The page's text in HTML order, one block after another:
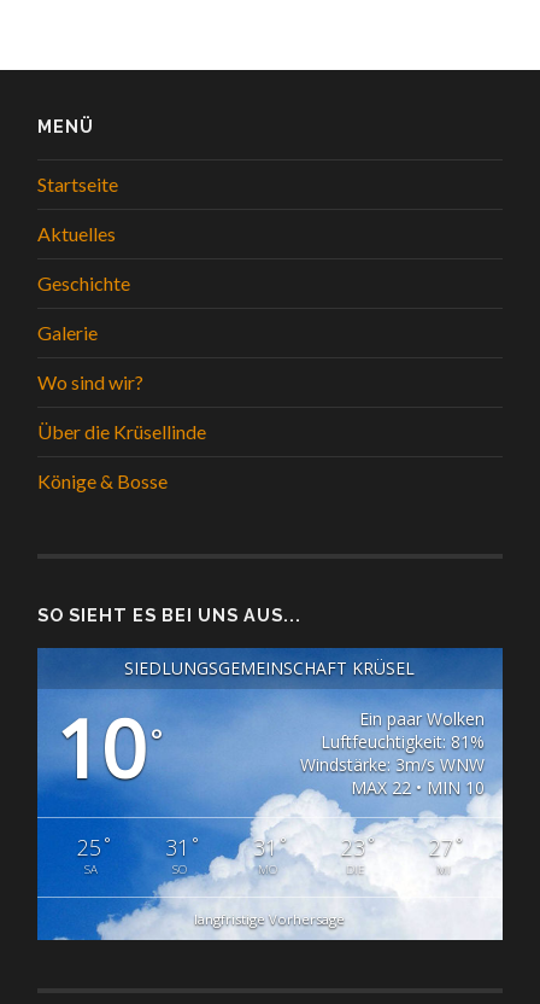
MENÜ
Startseite
Aktuelles
Geschichte
Galerie
Wo sind wir?
Über die Krüsellinde
Könige & Bosse
SO SIEHT ES BEI UNS AUS...
SIEDLUNGSGEMEINSCHAFT KRÜSEL
10°
Ein paar Wolken
Luftfeuchtigkeit: 81%
Windstärke: 3m/s WNW
MAX 22 • MIN 10
25°
SA
31 °
SO
31°
MO
23°
DIE
27°
MI
langfristige Vorhersage